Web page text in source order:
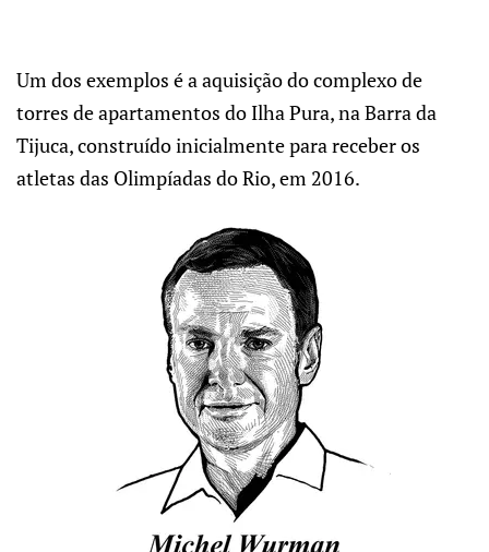
Um dos exemplos é a aquisição do complexo de
torres de apartamentos do Ilha Pura, na Barra da
Tijuca, construído inicialmente para receber os
atletas das Olimpíadas do Rio, em 2016.